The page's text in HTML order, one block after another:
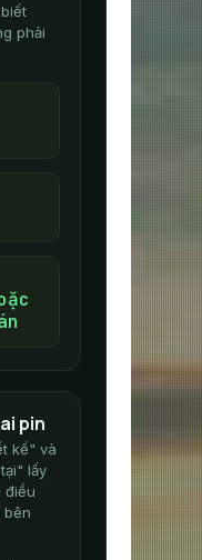
phải
pin
kế" và
lấy
điều
bên